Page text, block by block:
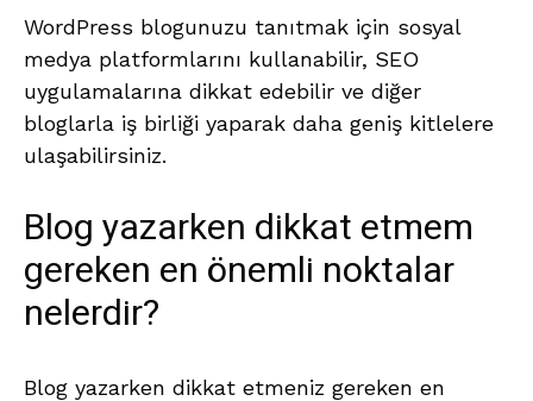
WordPress blogunuzu tanıtmak için sosyal
medya platformlarını kullanabilir, SEO
uygulamalarına dikkat edebilir ve diğer
bloglarla iş birliği yaparak daha geniş kitlelere
ulaşabilirsiniz.
Blog yazarken dikkat etmem
gereken en önemli noktalar
nelerdir?
Blog yazarken dikkat etmeniz gereken en